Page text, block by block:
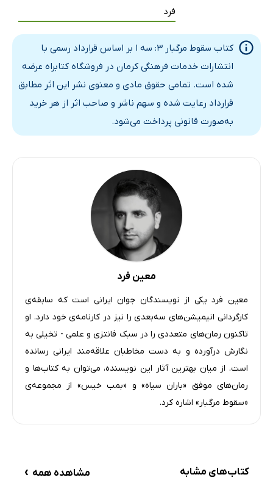
23. آخر دنیا
24. مه
فرد
کتاب سقوط مرگبار 3: سه 1 بر اساس قرارداد رسمی با
انتشارات خدمات فرهنگی کرمان در فروشگاه کتابراه عرضه
شده است. تمامی حقوق مادی و معنوی نشر این اثر مطابق
قرارداد رعایت شده و سهم ناشر و صاحب اثر از هر خرید
به‌صورت قانونی پرداخت می‌شود.
معین فرد
معین فرد یکی از نویسندگان جوان ایرانی است که سابقه‌ی
کارگردانی انیمیشن‌های سه‌بعدی را نیز در کارنامه‌ی خود دارد. او
تاکنون رمان‌های متعددی را در سبک فانتزی و علمی - تخیلی به
نگارش درآورده و به دست مخاطبان علاقه‌مند ایرانی رسانده
است. از میان بهترین آثار این نویسنده، می‌توان به کتاب‌ها و
رمان‌های موفق «باران سیاه» و «بمب خیس» از مجموعه‌ی
«سقوط مرگبار» اشاره کرد.
کتاب‌های مشابه مشاهده همه ›